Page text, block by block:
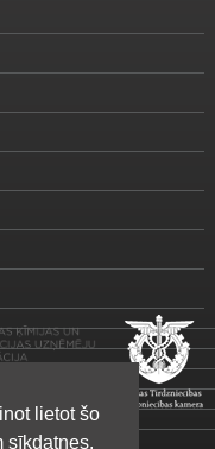
lietot šo
sīkdatnes.